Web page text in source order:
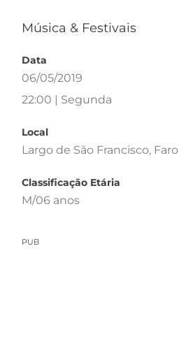
Música & Festivais
Data
06/05/2019
22:00 | Segunda
Local
Largo de São Francisco, Faro
Classificação Etária
M/06 anos
PUB